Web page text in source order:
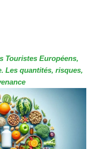
Touristes Européens,
Les quantités, risques,